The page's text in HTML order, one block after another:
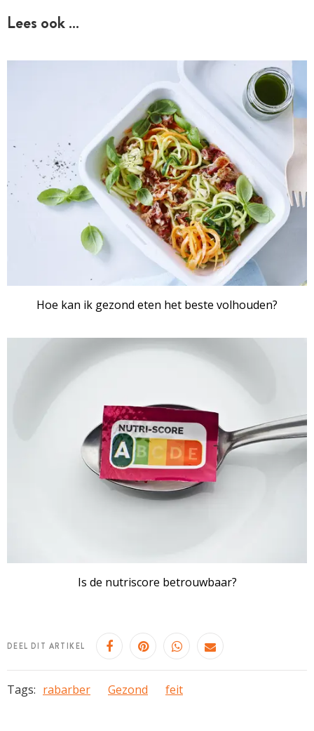
Lees ook …
Hoe kan ik gezond eten het beste volhouden?
Is de nutriscore betrouwbaar?
DEEL DIT ARTIKEL
Tags: rabarber Gezond feit